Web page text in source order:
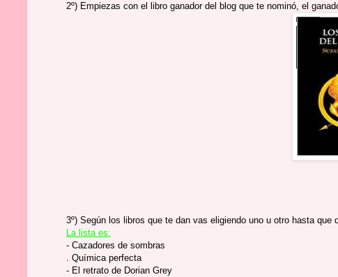
2º) Empiezas con el libro ganador del blog que te nominó, el
3º) Según los libros que te dan vas eligiendo uno u otro hasta que
La lista es:
- Cazadores de sombras
. Química perfecta
- El retrato de Dorian Grey